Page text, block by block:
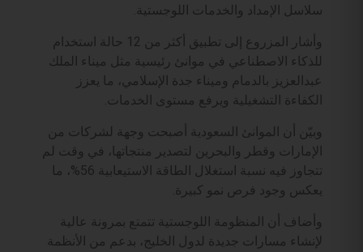
سلاسل الإمداد والخدمات اللوجستية.
وأشار المزروع إلى تطبيق أكثر من 12 حالة استخدام
للذكاء الاصطناعي في موانئ رئيسية مثل ميناء الملك
عبدالعزيز بالدمام وميناء جدة الإسلامي، ما يعزز
الكفاءة التشغيلية ويرفع مستوى الخدمات.
وبيّن أن الموانئ السعودية أصبحت وجهة لشركات من
الإمارات وقطر والبحرين لتصدير منتجاتها، في وقت لم
تتجاوز فيه نسبة استغلال الطاقة الاستيعابية 56%، ما
يعكس وجود فرص نمو كبيرة.
وأضاف أن المنظومة اللوجستية تتمتع بمرونة عالية
لإنشاء مسارات جديدة لدول الخليج، بدعم من الأنظمة